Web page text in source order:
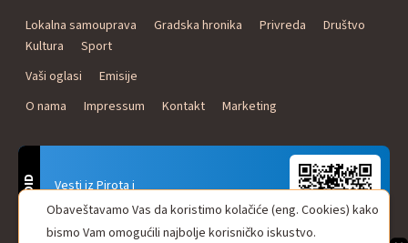
Lokalna samouprava Gradska hronika Privreda
Društvo
Kultura
Sport
Vaši oglasi
Emisije
O nama
Impressum Kontakt Marketing
Vesti iz Pirota i
Naxi Plus Radio
Uvek u Vašem džepu!
ANDROID Obaveštavamo Vas da koristimo kolačiće (eng. Cookies) kako
bismo Vam omogućili najbolje korisničko iskustvo.